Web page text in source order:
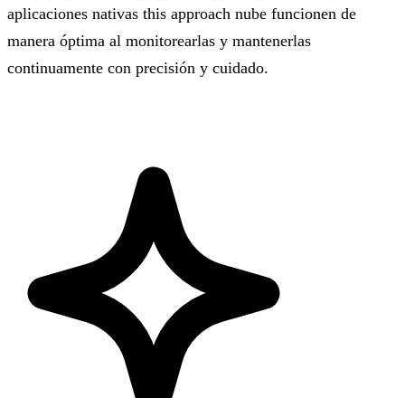
aplicaciones nativas this approach nube funcionen de
manera óptima al monitorearlas y mantenerlas
continuamente con precisión y cuidado.